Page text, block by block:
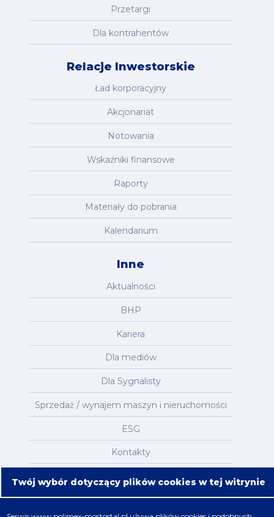
Przetargi
Dla kontrahentów
Relacje Inwestorskie
Ład korporacyjny
Akcjonariat
Notowania
Wskaźniki finansowe
Raporty
Materiały do pobrania
Kalendarium
Inne
Aktualności
BHP
Kariera
Dla mediów
Dla Sygnalisty
Sprzedaż / wynajem maszyn i nieruchomości
ESG
Kontakty
Mapa serwisu
Twój wybór dotyczący plików cookies w tej witrynie